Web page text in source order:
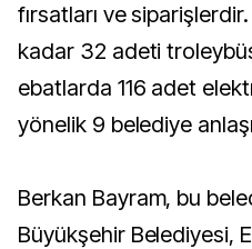
fırsatları ve
kadar 32 adeti
ebatlarda 116 adet
yönelik 9 belediye
Berkan Bayram, bu
Büyükşehir Belediyesi,